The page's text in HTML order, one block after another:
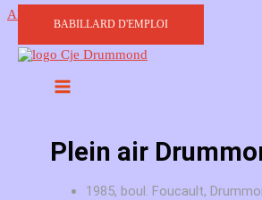
Aller au contenu
BABILLARD D'EMPLOI
Plein air
1985, boul. Foucault,